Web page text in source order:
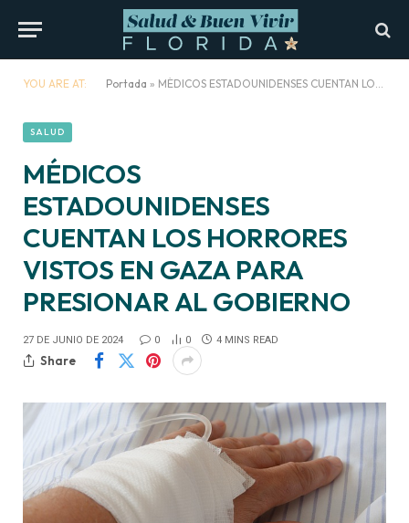
YOU ARE AT: Portada » MÉDICOS ESTADOUNIDENSES CUENTAN LOS HORRORES VISTOS EN GAZA PARA PRESIONAR AL GOBIERNO
SALUD
MÉDICOS
ESTADOUNIDENSES
CUENTAN LOS HORRORES
VISTOS EN GAZA PARA
PRESIONAR AL GOBIERNO
27 DE JUNIO DE 2024 0 0 4 MINS READ
Share